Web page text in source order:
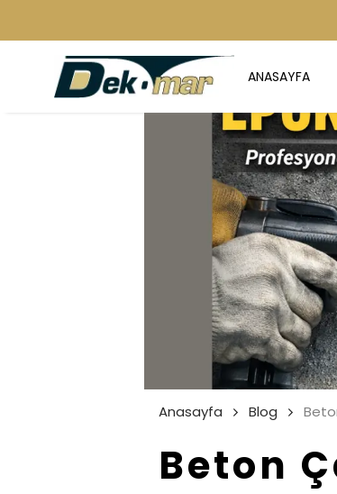
ANASAYFA
Anasayfa Blog
Beton